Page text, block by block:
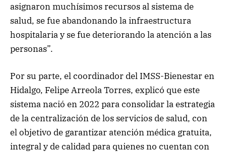
asignaron muchísimos recursos al sistema de
salud, se fue abandonando la infraestructura
hospitalaria y se fue deteriorando la atención a las
personas”.
Por su parte, el coordinador del IMSS-Bienestar en
Hidalgo, Felipe Arreola Torres, explicó que este
sistema nació en 2022 para consolidar la estrategia
de la centralización de los servicios de salud, con
el objetivo de garantizar atención médica gratuita,
integral y de calidad para quienes no cuentan con